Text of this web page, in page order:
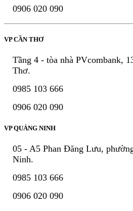
0906 020 090
VP CẦN THƠ
Tầng 4 - tòa nhà PVcombank,
Thơ.
0985 103 666
0906 020 090
VP QUẢNG NINH
05 - A5 Phan Đăng Lưu,
Ninh.
0985 103 666
0906 020 090